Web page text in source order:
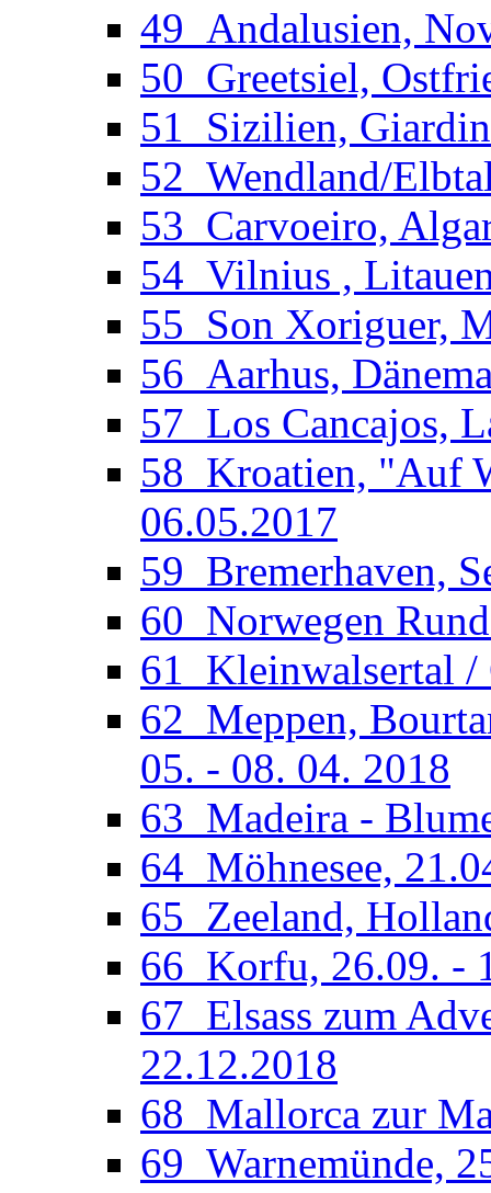
49_Andalusien,
50_Greetsiel,
51_Sizilien,
52_Wendland/
53_Carvoeiro,
54_Vilnius ,
55_Son Xoriguer,
56_Aarhus,
57_Los Cancajos,
58_Kroatien, "Auf
06.05.2017
59_Bremerhaven,
60_Norwegen
61_Kleinwalsertal /
62_Meppen,
05. - 08. 04. 2018
63_Madeira -
64_Möhnesee,
65_Zeeland,
66_Korfu, 26.09. -
67_Elsass zum
22.12.2018
68_Mallorca zur
69_Warnemünde,